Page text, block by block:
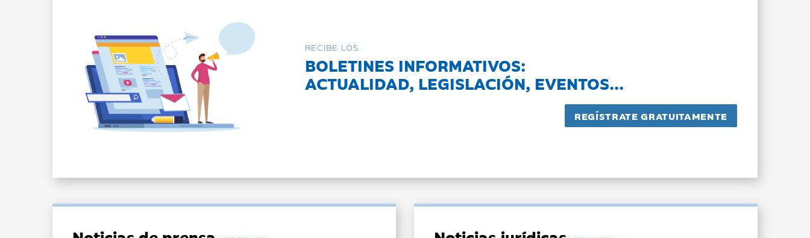
RECIBE LOS
BOLETINES INFORMATIVOS:
ACTUALIDAD, LEGISLACIÓN, EVENTOS...